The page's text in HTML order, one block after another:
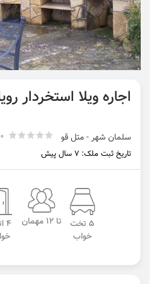
اجاره ویلا استخردار
سلمان شهر - متل قو
0.0
تاریخ ثبت ملک: 7 سال پیش
5 تخت
خواب
تا 12 مهمان